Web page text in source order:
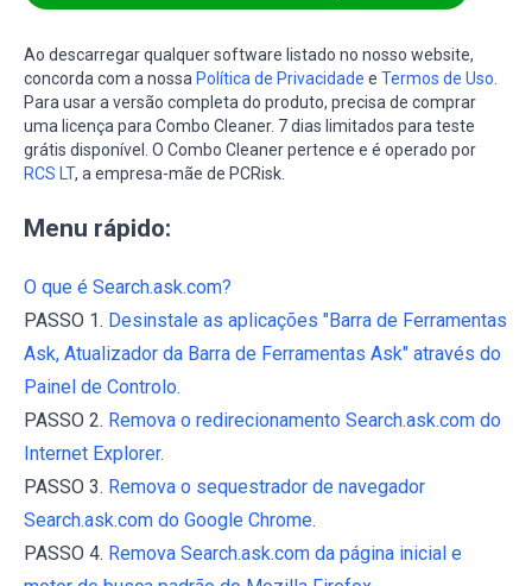
Ao descarregar qualquer software listado no nosso website,
concorda com a nossa Política de Privacidade e Termos de Uso
Para usar a versão completa do produto, precisa de comprar
uma licença para Combo Cleaner. 7 dias limitados para teste
grátis disponível. O Combo Cleaner pertence e é operado por
RCS LT, a empresa-mãe de PCRisk.
Menu rápido:
O que é Search.ask.com?
PASSO 1. Desinstale as aplicações "Barra de Ferramentas
Ask, Atualizador da Barra de Ferramentas Ask" através do
Painel de Controlo.
PASSO 2. Remova o redirecionamento Search.ask.com do
Internet Explorer.
PASSO 3. Remova o sequestrador de navegador
Search.ask.com do Google Chrome.
PASSO 4. Remova Search.ask.com da página inicial e